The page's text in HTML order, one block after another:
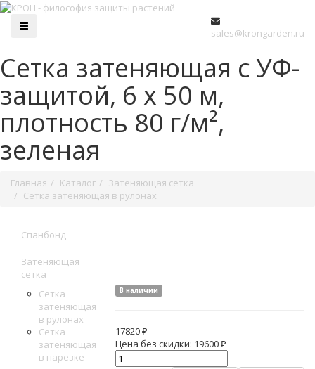
sales@krongarden.ru
Сетка затеняющая с УФ-
защитой, 6 x 50 м,
плотность 80 г/м²,
зеленая
Главная Каталог
Затеняющая сетка
Сетка затеняющая в рулонах
Спанбонд
Затеняющая
сетка
Сетка
затеняющая
в рулонах
Сетка
затеняющая
в нарезке
В наличии
17820 ₽
Цена без скидки: 19600 ₽